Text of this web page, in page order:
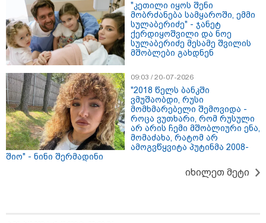
17:28 / 08-08-2026
ბექჰემები სენ-ტროპეში
ისვენებენ - რატომ არ
უერთდება ოჯახურ
მოგზაურობას
ბრუკლინი?
17:13 / 08-08-2026
"დასავლეთმა
საქართველო ჩვენ
წინააღმდეგ
გეოპოლიტიკური
ბრძოლის უგუნურ
იარაღად გამოიყენა" -
დიმიტრი მედვედევი
დაწყებულ
ხვიჩია
"კეთილი იყოს შენი
მობრძანება სამყაროში, ემმი
სულაბერიძე" - ჯანეტ
ქერდიყოშვილი და ნოე
სულაბერიძე მესამე შვილის
მშობლები გახდნენ
09:03 / 20-07-2026
"2018 წელს ბანკში
ვმუშაობდი, რუსი
მომხმარებელი შემოვიდა -
როცა ვუთხარი, რომ რუსული
არ არის ჩემი მშობლიური ენა,
მომაძახა, რატომ არ
ამოგვწყვიტა პუტინმა 2008-
შიო" - ნინი შერმადინი
იხილეთ მეტი